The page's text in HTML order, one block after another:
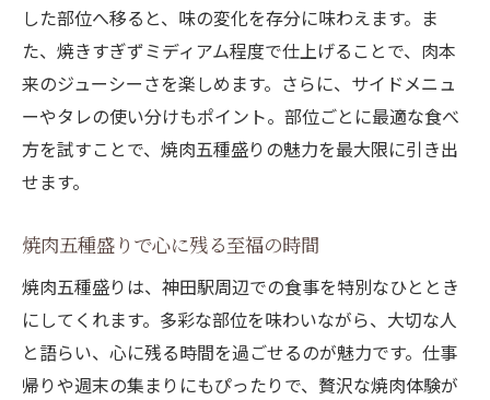
コスパ重視で焼肉五種盛りを選ぶ理由
焼肉五種盛りで満足度を高めるポイント
コスパ重視の焼肉五種盛り体験ガイド
仕事帰りに五種盛り焼肉で贅沢なひとときを
仕事帰りに焼肉五種盛りを楽しむ理由
焼肉五種盛りが仕事帰りに最適な理由
仕事終わりのご褒美に焼肉五種盛りを
焼肉五種盛りでリラックスした時間を満喫
仕事帰りに最適な焼肉五種盛り体験法
した部位へ移ると、味の変化を存分に味わえます。ま
た、焼きすぎずミディアム程度で仕上げることで、肉本
来のジューシーさを楽しめます。さらに、サイドメニュ
ーやタレの使い分けもポイント。部位ごとに最適な食べ
方を試すことで、焼肉五種盛りの魅力を最大限に引き出
せます。
焼肉五種盛りで心に残る至福の時間
焼肉五種盛りは、神田駅周辺での食事を特別なひととき
にしてくれます。多彩な部位を味わいながら、大切な人
と語らい、心に残る時間を過ごせるのが魅力です。仕事
帰りや週末の集まりにもぴったりで、贅沢な焼肉体験が